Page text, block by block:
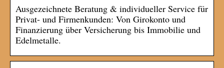
Ausgezeichnete Beratung & individueller Service für
Privat- und Firmenkunden: Von Girokonto und
Finanzierung über Versicherung bis Immobilie und
Edelmetalle.